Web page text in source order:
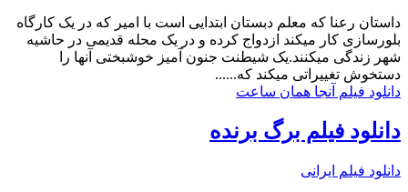
داستان رعنا که معلم دبستان ابتدایی است با امیر که در یک کارگاه
بلورسازی کار میکند ازدواج کرده و در یک محله قدیمی در حاشیه
شهر زندگی میکنند.یک شیطنت جنون آمیز خوشبختی آنها را
دستخوش تغییراتی میکند که......
دانلود فیلم آنجا همان ساعت
دانلود فیلم برگ برنده
دانلود فیلم ایرانی